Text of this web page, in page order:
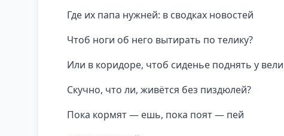
Где их папа нужней: в сводках новостей
Чтоб ноги об него вытирать по телику?
Или в коридоре, чтоб сиденье поднять у
Скучно, что ли, живётся без пиздюлей?
Пока кормят — ешь, пока поят — пей